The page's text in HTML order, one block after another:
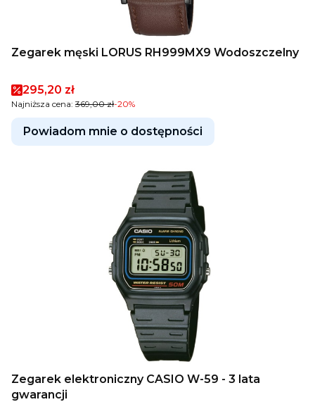
Zegarek męski LORUS RH999MX9 Wodoszczelny
Cena promocyjna
295,20 zł
Najniższa cena: 369,00 zł-20%
Powiadom mnie o dostępności
Zegarek elektroniczny CASIO W-59 - 3 lata
gwarancji